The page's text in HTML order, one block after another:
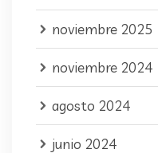
noviembre 2025
noviembre 2024
agosto 2024
junio 2024